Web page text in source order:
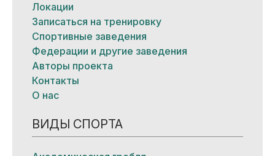
Локации
Записаться на тренировку
Спортивные заведения
Федерации и другие заведения
Авторы проекта
Контакты
О нас
ВИДЫ СПОРТА